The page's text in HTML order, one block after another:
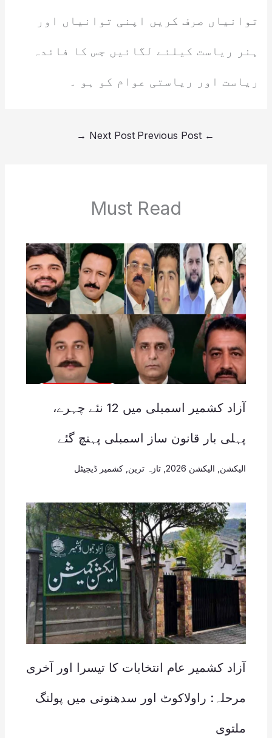
توانیاں صرف کریں اپنی توانیاں اور
ہنر ریاست کیلئے لگائیں جس کا فائدہ
ریاست اور ریاستی عوام کو ہو ۔
←
Next Post
→
Must Read
آزاد کشمیر اسمبلی میں 12 نئے چہرے،
پہلی بار قانون ساز اسمبلی پہنچ گئے
الیکشن الیکشن 2026 , تازہ ترین کشمیر ڈیجیٹل
آزاد کشمیر عام انتخابات کا تیسرا اور آخری
مرحلہ: راولاکوٹ اور سدھنوتی میں پولنگ
ملتوی